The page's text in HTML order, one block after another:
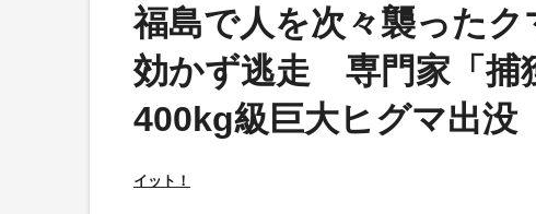
福島で人を次々襲った
効かず逃走 専門家「
400kg級巨大ヒグマ出没
イット！